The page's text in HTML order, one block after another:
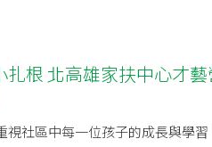
扎根 北高雄家扶中心才
視社區中每一位孩子的成長與學